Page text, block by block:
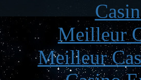
Meilleur
Meilleur